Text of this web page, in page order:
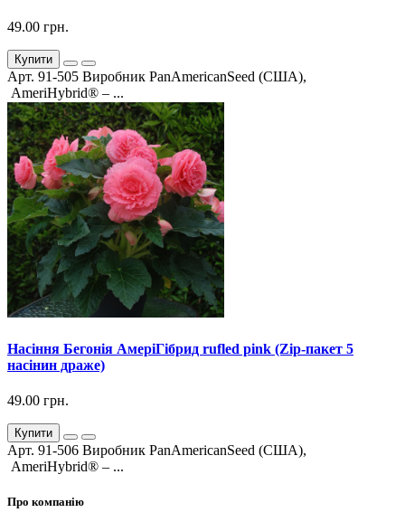
49.00 грн.
Купити
Арт. 91-505 Виробник PanAmericanSeed (США),
AmeriHybrid® – ...
Насіння Бегонія АмеріГібрид rufled pink (Zip-пакет 5
насінин драже)
49.00 грн.
Купити
Арт. 91-506 Виробник PanAmericanSeed (США),
AmeriHybrid® – ...
Про компанію